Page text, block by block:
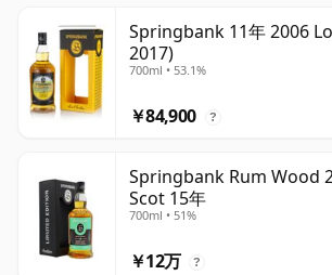
Springbank 11年 2006
2017)
700ml • 53.1%
￥84,900 ?
Springbank Rum Wood
Scot 15年
700ml • 51%
￥12万 ?